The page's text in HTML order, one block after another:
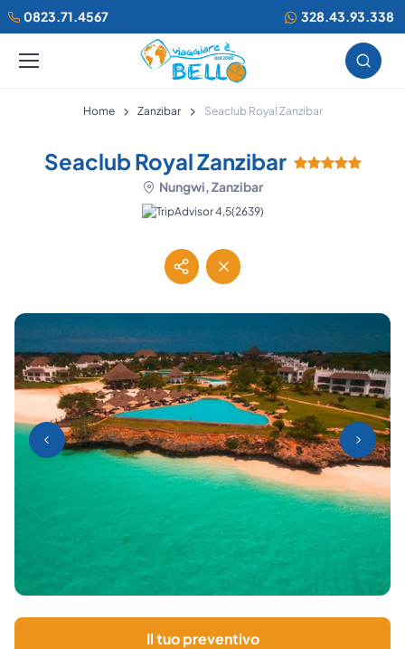
0823.71.4567 328.43.93.338
Home Zanzibar Seaclub Royal Zanzibar
Seaclub Royal Zanzibar
Nungwi, Zanzibar
(2639)
Il tuo preventivo